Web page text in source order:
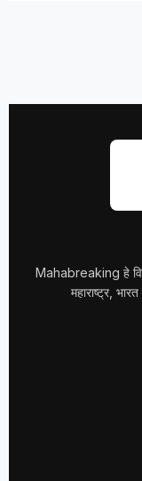
Mahabreaking हे
महाराष्ट्र,